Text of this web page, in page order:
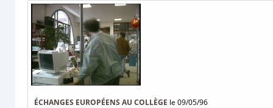
ÉCHANGES EUROPÉENS AU COLLÈGE le 09/05/96